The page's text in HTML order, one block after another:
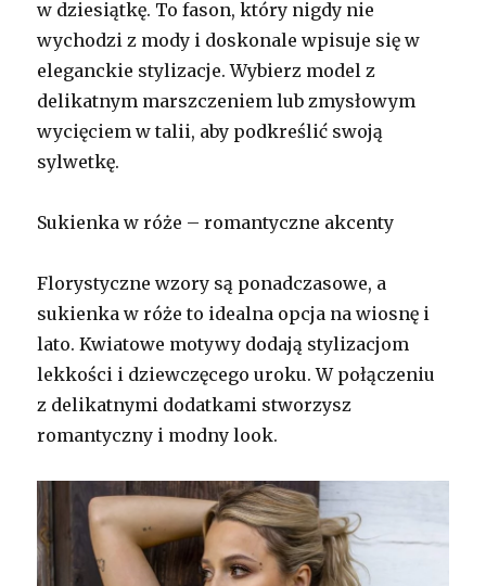
w dziesiątkę. To fason, który nigdy nie
wychodzi z mody i doskonale wpisuje się w
eleganckie stylizacje. Wybierz model z
delikatnym marszczeniem lub zmysłowym
wycięciem w talii, aby podkreślić swoją
sylwetkę.
Sukienka w róże – romantyczne akcenty
Florystyczne wzory są ponadczasowe, a
sukienka w róże to idealna opcja na wiosnę i
lato. Kwiatowe motywy dodają stylizacjom
lekkości i dziewczęcego uroku. W połączeniu
z delikatnymi dodatkami stworzysz
romantyczny i modny look.